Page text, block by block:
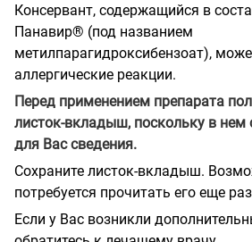
Консервант, содержащийся в
Панавир® (под названием
метилпарагидроксибензоат),
аллергические реакции.
Перед применением препарата
листок-вкладыш, поскольку в
для Вас сведения.
Сохраните листок-вкладыш.
потребуется прочитать его еще
Если у Вас возникли